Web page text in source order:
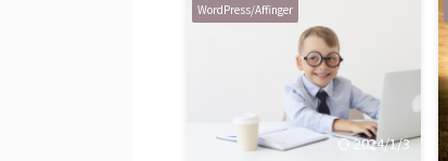
WordPress/Affinger
2024/1/3